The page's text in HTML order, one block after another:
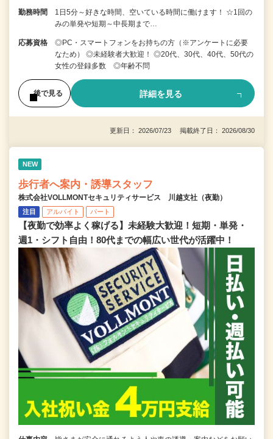
勤務時間
1日5分～好きな時間、空いている時間に働けます！ ☆1回の
みの単発や短期～中長期まで…
応募資格
◎PC・スマートフォンをお持ちの方（※アンケートに必要
なため） ◎未経験者大歓迎！ ◎20代、30代、40代、50代の
女性の登録多数 ◎年齢不問
後で見る 詳細を見る
更新日： 2026/07/23 掲載終了日： 2026/08/30
NEW
歩行者へ案内・誘導スタッフ
株式会社VOLLMONTセキュリティサービス 川越支社（夜勤）
注目 アルバイト パート
【夜勤で効率よく稼げる】未経験大歓迎！短期・単発・
週1・シフト自由！80代までの幅広い世代が活躍中！